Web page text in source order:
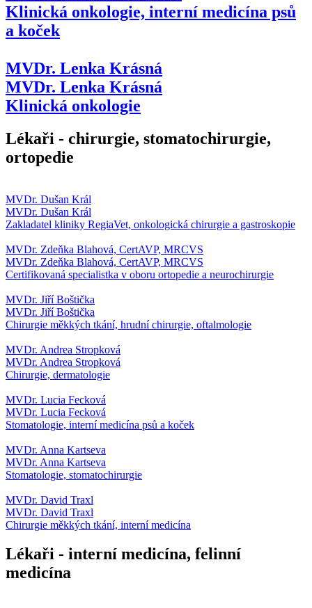
Klinická onkologie, interní medicína psů
a koček
MVDr. Lenka Krásná
MVDr. Lenka Krásná
Klinická onkologie
Lékaři - chirurgie, stomatochirurgie,
ortopedie
MVDr. Dušan Král
MVDr. Dušan Král
Zakladatel kliniky RegiaVet, onkologická chirurgie a gastroskopie
MVDr. Zdeňka Blahová, CertAVP, MRCVS
MVDr. Zdeňka Blahová, CertAVP, MRCVS
Certifikovaná specialistka v oboru ortopedie a neurochirurgie
MVDr. Jiří Boštička
MVDr. Jiří Boštička
Chirurgie měkkých tkání, hrudní chirurgie, oftalmologie
MVDr. Andrea Stropková
MVDr. Andrea Stropková
Chirurgie, dermatologie
MVDr. Lucia Fecková
MVDr. Lucia Fecková
Stomatologie, interní medicína psů a koček
MVDr. Anna Kartseva
MVDr. Anna Kartseva
Stomatologie, stomatochirurgie
MVDr. David Traxl
MVDr. David Traxl
Chirurgie měkkých tkání, interní medicína
Lékaři - interní medicína, felinní
medicína